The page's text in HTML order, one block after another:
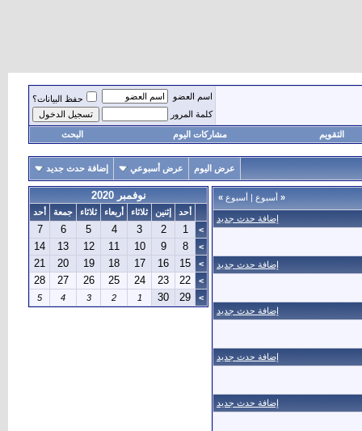
اسم العضو
حفظ البيانات؟
كلمة المرور
التقويم مشاركات اليوم البحث
عرض اليوم عرض أسبوعي إضافة حدث جديد
« أسبوع | أسبوع »
إضافة حدث جديد
إضافة حدث جديد
إضافة حدث جديد
إضافة حدث جديد
إضافة حدث جديد
نوفمبر 2020
أحد إثنين ثلاثاء أربعاء ثلاثاء جمعة
أحد
>
1
2
3
4
5
6
7
>
8
9
10
11
12
13
14
>
15
16
17
18
19
20
21
>
22
23
24
25
26
27
28
>
29
30
1
2
3
4
5